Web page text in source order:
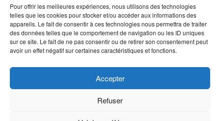
Pour offrir les meilleures expériences, nous utilisons des technologies
telles que les cookies pour stocker et/ou accéder aux informations des
appareils. Le fait de consentir à ces technologies nous permettra de traiter
des données telles que le comportement de navigation ou les ID uniques
sur ce site. Le fait de ne pas consentir ou de retirer son consentement peut
avoir un effet négatif sur certaines caractéristiques et fonctions.
Accepter
Refuser
A fuerza de múltiples sesiones y de mucha perseverancia,
este método ha permitido finalmente a Andres de realizar
movimientos que hasta el momento de comenzar este
método eran imposibles.
ahogarse, caminar, reforzar sus músculos…… y a vivir
feliz!!